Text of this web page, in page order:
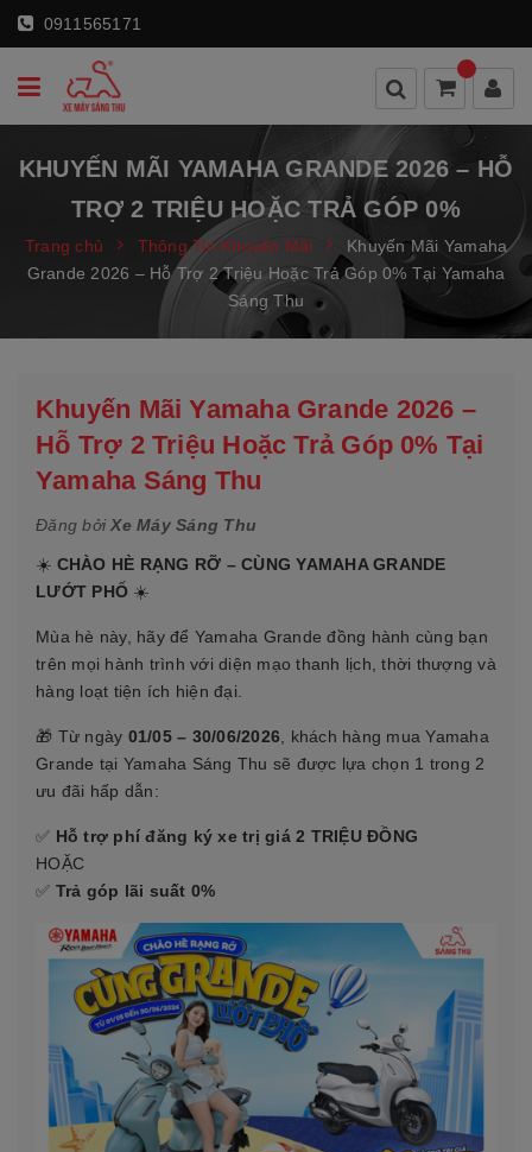
0911565171
KHUYẾN MÃI YAMAHA GRANDE 2026 – HỖ
TRỢ 2 TRIỆU HOẶC TRẢ GÓP 0%
Trang chủ Thông Tin Khuyến Mãi
Khuyến Mãi Yamaha
Grande 2026 – Hỗ Trợ 2 Triệu Hoặc Trả Góp 0% Tại Yamaha
Sáng Thu
Khuyến Mãi Yamaha Grande 2026 –
Hỗ Trợ 2 Triệu Hoặc Trả Góp 0% Tại
Yamaha Sáng Thu
Đăng bởiXe Máy Sáng Thu
☀️ CHÀO HÈ RẠNG RỠ – CÙNG YAMAHA GRANDE
LƯỚT PHỐ ☀️
Mùa hè này, hãy để Yamaha Grande đồng hành cùng bạn
trên mọi hành trình với diện mạo thanh lịch, thời thượng và
hàng loạt tiện ích hiện đại.
🎁 Từ ngày 01/05 – 30/06/2026 , khách hàng mua Yamaha
Grande tại Yamaha Sáng Thu sẽ được lựa chọn 1 trong 2
ưu đãi hấp dẫn:
✅ Hỗ trợ phí đăng ký xe trị giá 2 TRIỆU ĐỒNG
HOẶC
✅ Trả góp lãi suất 0%